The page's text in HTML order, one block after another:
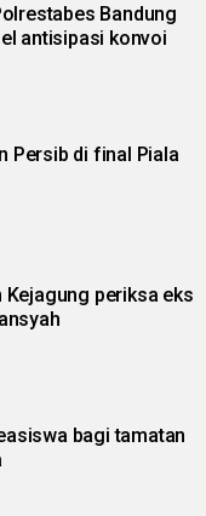
Bandung
antisipasi konvoi
Persib di final Piala
Kejagung periksa eks
bagi tamatan